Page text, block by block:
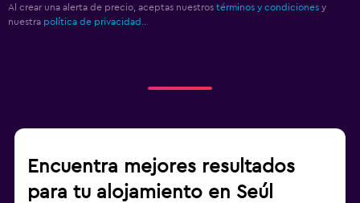
Al crear una alerta de precio, aceptas nuestros términos y condiciones y
nuestra política de privacidad.
Encuentra mejores resultados
para tu alojamiento en Seúl